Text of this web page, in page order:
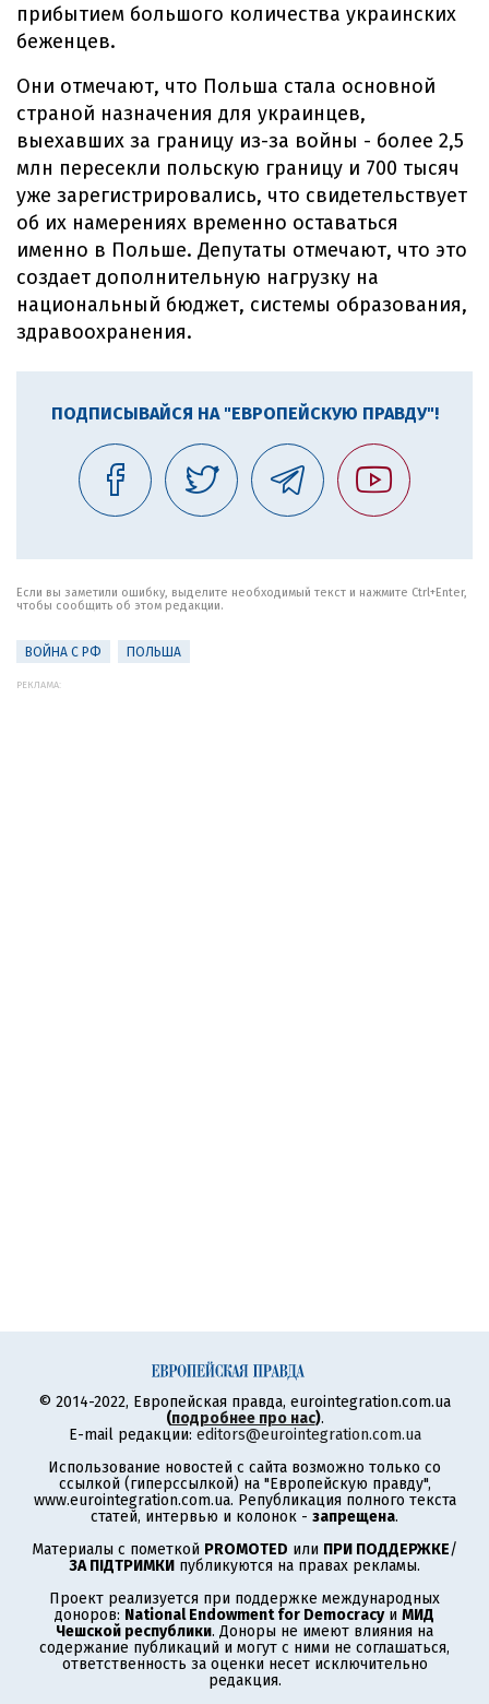
прибытием большого количества украинских
беженцев.
Они отмечают, что Польша стала основной
страной назначения для украинцев,
выехавших за границу из-за войны - более 2,5
млн пересекли польскую границу и 700 тысяч
уже зарегистрировались, что свидетельствует
об их намерениях временно оставаться
именно в Польше. Депутаты отмечают, что это
создает дополнительную нагрузку на
национальный бюджет, системы образования,
здравоохранения.
ПОДПИСЫВАЙСЯ НА "ЕВРОПЕЙСКУЮ ПРАВДУ"!
Если вы заметили ошибку, выделите необходимый текст и нажмите Ctrl+Enter,
чтобы сообщить об этом редакции.
ВОЙНА С РФ ПОЛЬША
РЕКЛАМА:
© 2014-2022, Европейская правда, eurointegration.com.ua
(подробнее про нас).
E-mail редакции: editors@eurointegration.com.ua
Использование новостей с сайта возможно только со
ссылкой (гиперссылкой) на "Европейскую правду",
www.eurointegration.com.ua. Републикация полного текста
статей, интервью и колонок - запрещена.
Материалы с пометкой PROMOTED или ПРИ ПОДДЕРЖКЕ/
ЗА ПІДТРИМКИ публикуются на правах рекламы.
Проект реализуется при поддержке международных
доноров: National Endowment for Democracyи МИД
Чешской республики. Доноры не имеют влияния на
содержание публикаций и могут с ними не соглашаться,
ответственность за оценки несет исключительно
редакция.